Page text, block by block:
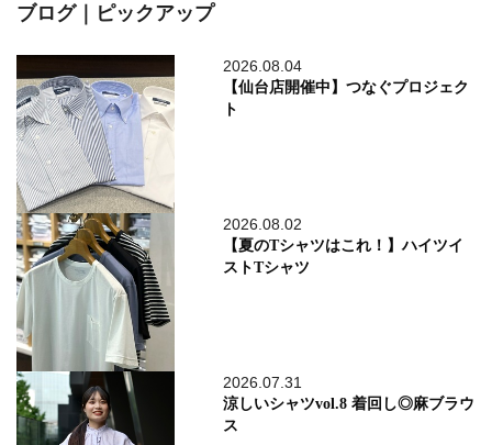
ブログ｜ピックアップ
2026.08.04
【仙台店開催中】つなぐプロジェク
ト
2026.08.02
【夏のTシャツはこれ！】ハイツイ
ストTシャツ
2026.07.31
涼しいシャツvol.8 着回し◎麻ブラウ
ス